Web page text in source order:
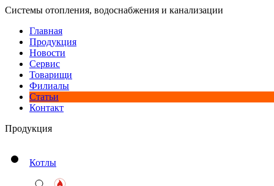
Системы отопления, водоснабжения и канализации
Главная
Продукция
Новости
Сервис
Товарищи
Филиалы
Статьи
Контакт
Продукция
Котлы